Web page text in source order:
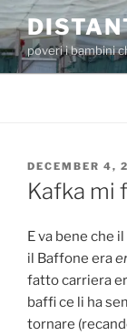
Skip
to
contentpoveri i bambini
POSTED
ON
DECEMBER 4,
Kafka mi
E va bene che
il Baffone era
fatto carriera
baffi ce li ha
tornare